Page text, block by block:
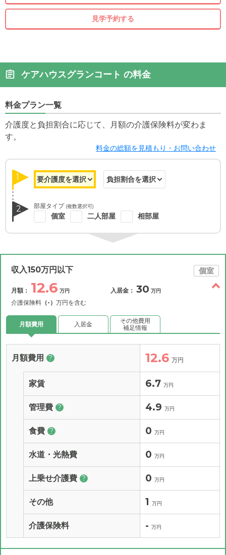
見学予約する
ケアハウスグランコート の料金
料金プラン一覧
介護度と負担割合に応じて、月額の介護保険料が変わま
す。
料金の総額を見積もり・お問い合わせ
1
2 部屋タイプ (複数選択可)
個室 二人部屋 相部屋
収入150万円以下 個室
月額： 12.6 万円
介護保険料 （-） 万円を含む
入居金： 30 万円
月額費用 入居金
その他費用
補足情報
月額費用 ? 12.6 万円
家賃 6.7 万円
管理費 ? 4.9 万円
食費 ? 0 万円
水道・光熱費 0 万円
上乗せ介護費 ? 0 万円
その他 1 万円
介護保険料 - 万円